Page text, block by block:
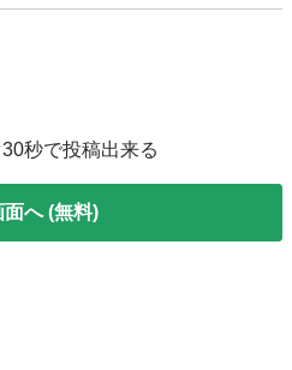
秒で投稿出来る
へ (無料)